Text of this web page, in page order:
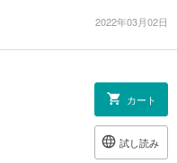
2022年03月02日
カート
試し読み